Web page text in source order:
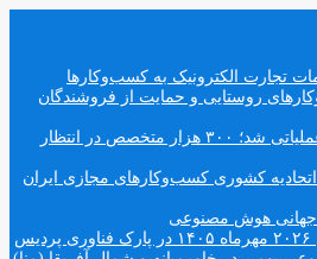
تجارت الکترونیک به کسب‌وکارها
روستایی و حمایت از فروشندگان
پایگاه ملی فریلنسرها عملیاتی شد؛ ۳۰۰ هزار متخصص در انتظار
کشوری کسب‌وکارهای مجازی ایران